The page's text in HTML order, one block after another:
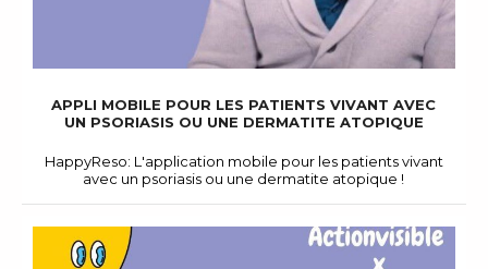
APPLI MOBILE POUR LES PATIENTS VIVANT AVEC
UN PSORIASIS OU UNE DERMATITE ATOPIQUE
HappyReso: L'application mobile pour les patients vivant
avec un psoriasis ou une dermatite atopique !